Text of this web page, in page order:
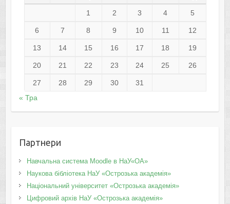
1 2 3 4 5
6 7 8 9 10 11 12
13 14 15 16 17 18 19
20 21 22 23 24 25 26
27 28 29 30
31
« Тра
Партнери
Навчальна система Moodle в НаУ«ОА»
Наукова бібліотека НаУ «Острозька академія»
Національний університет «Острозька академія»
Цифровий архів НаУ «Острозька академія»